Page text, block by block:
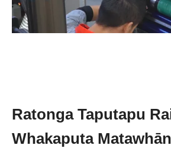
Ratonga Taputapu
Whakaputa